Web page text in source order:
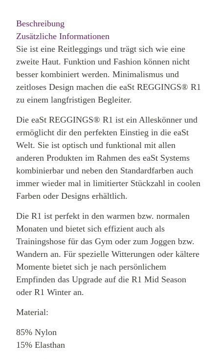
Beschreibung
Zusätzliche Informationen
Sie ist eine Reitleggings und trägt sich wie eine
zweite Haut. Funktion und Fashion können nicht
besser kombiniert werden. Minimalismus und
zeitloses Design machen die eaSt REGGINGS® R1
zu einem langfristigen Begleiter.
Die eaSt REGGINGS® R1 ist ein Alleskönner und
ermöglicht dir den perfekten Einstieg in die eaSt
Welt. Sie ist optisch und funktional mit allen
anderen Produkten im Rahmen des eaSt Systems
kombinierbar und neben den Standardfarben auch
immer wieder mal in limitierter Stückzahl in coolen
Farben oder Designs erhältlich.
Die R1 ist perfekt in den warmen bzw. normalen
Monaten und bietet sich effizient auch als
Trainingshose für das Gym oder zum Joggen bzw.
Wandern an. Für spezielle Witterungen oder kältere
Momente bietet sich je nach persönlichem
Empfinden das Upgrade auf die R1 Mid Season
oder R1 Winter an.
Material:
85% Nylon
15% Elasthan